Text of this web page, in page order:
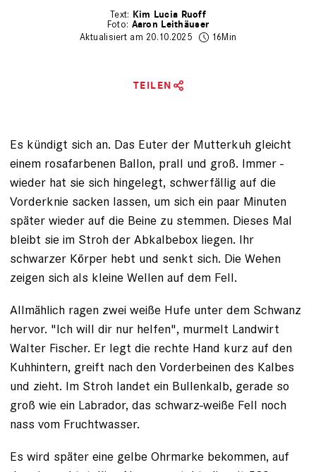
Kim Lucia Ruoff
Aaron Leithäuser
Aktualisiert am 20.10.2025
16Min
TEILEN
Es kündigt sich an. Das Euter der Mutterkuh gleicht
einem rosa­farbenen Ballon, prall und groß. Immer ­
wieder hat sie sich hingelegt, schwerfällig auf die
Vorderknie sacken lassen, um sich ein paar Minuten
später wieder auf die Beine zu ­stemmen. Dieses Mal
bleibt sie im Stroh der Abkalbebox liegen. Ihr
schwarzer Körper hebt und senkt sich. Die Wehen
zeigen sich als ­kleine Wellen auf dem Fell.
Allmählich ragen zwei weiße Hufe unter dem Schwanz
hervor. "Ich will dir nur helfen", murmelt Landwirt
Walter Fischer. Er legt die rechte Hand kurz auf den
Kuhhintern, greift nach den Vorderbeinen des Kalbes
und zieht. Im Stroh landet ein Bullenkalb, gerade so
groß wie ein Labrador, das schwarz-weiße Fell noch
nass vom Fruchtwasser.
Es wird später eine gelbe Ohrmarke bekommen, auf